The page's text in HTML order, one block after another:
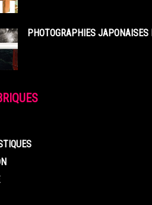
PHOTOGRAPHIES